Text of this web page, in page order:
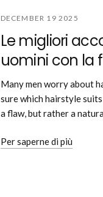
DECEMBER 19 2025
Le migliori
uomini con la
Many men worry about
sure which hairstyle
a flaw, but rather a
Per saperne di più